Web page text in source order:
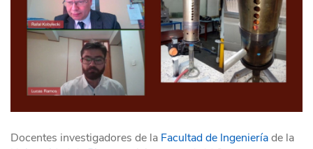
Docentes investigadores de la Facultad de Ingenieríade la